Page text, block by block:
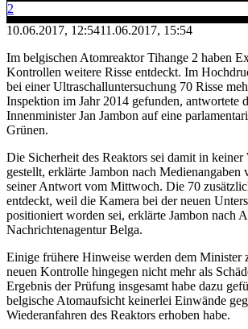
2
10.06.2017, 12:5411.06.2017, 15:54
Im belgischen Atomreaktor Tihange 2 haben
Kontrollen weitere Risse entdeckt. Im
bei einer Ultraschalluntersuchung 70 Risse
Inspektion im Jahr 2014 gefunden, antwortete
Innenminister Jan Jambon auf eine
Grünen.
Die Sicherheit des Reaktors sei damit in keiner
gestellt, erklärte Jambon nach Medienangaben
seiner Antwort vom Mittwoch. Die 70
entdeckt, weil die Kamera bei der neuen
positioniert worden sei, erklärte Jambon nach
Nachrichtenagentur Belga.
Einige frühere Hinweise werden dem Minister
neuen Kontrolle hingegen nicht mehr als
Ergebnis der Prüfung insgesamt habe dazu
belgische Atomaufsicht keinerlei Einwände
Wiederanfahren des Reaktors erhoben habe.